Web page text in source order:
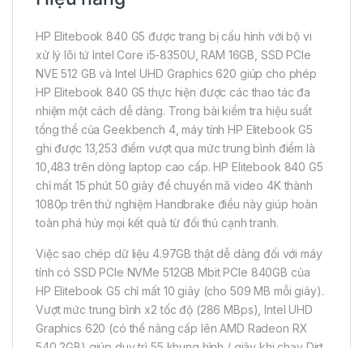
HP Elitebook 840 G5 được trang bị cấu hình với bộ vi
xử lý lõi tứ Intel Core i5-8350U, RAM 16GB, SSD PCIe
NVE 512 GB và Intel UHD Graphics 620 giúp cho phép
HP Elitebook 840 G5 thực hiện được các thao tác đa
nhiệm một cách dễ dàng. Trong bài kiểm tra hiệu suất
tổng thể của Geekbench 4, máy tính HP Elitebook G5
ghi được 13,253 điểm vượt qua mức trung bình điểm là
10,483 trên dòng laptop cao cấp. HP Elitebook 840 G5
chỉ mất 15 phút 50 giây để chuyển mã video 4K thành
1080p trên thử nghiệm Handbrake điều này giúp hoàn
toàn phá hủy mọi kết quả từ đối thủ cạnh tranh.
Việc sao chép dữ liệu 4.97GB thật dễ dàng đối với máy
tính có SSD PCIe NVMe 512GB Mbit PCIe 840GB của
HP Elitebook G5 chỉ mất 10 giây (cho 509 MB mỗi giây).
Vượt mức trung bình x2 tốc độ (286 MBps), Intel UHD
Graphics 620 (có thể nâng cấp lên AMD Radeon RX